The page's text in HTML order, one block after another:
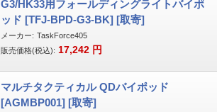
G3/HK33用フォールディングライトバイポ
ッド [TFJ-BPD-G3-BK] [取寄]
メーカー: TaskForce405
販売価格(税込): 17,242 円
マルチタクティカル QDバイポッド
[AGMBP001] [取寄]